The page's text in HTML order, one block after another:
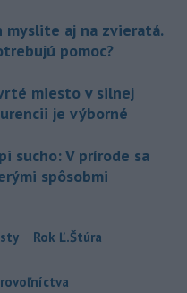
myslite aj na zvieratá.
pomoc?
miesto v silnej
je výborné
sucho: V prírode sa
spôsobmi
Rok Ľ.Štúra